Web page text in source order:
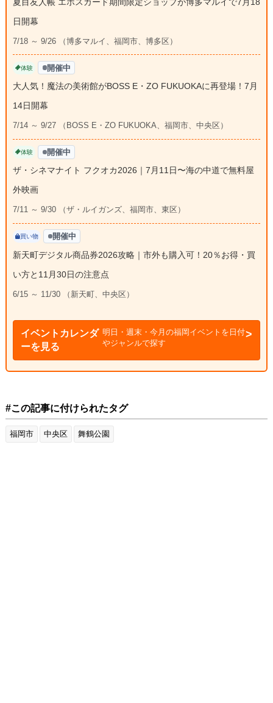
日開幕
7/18 ～ 9/26 （博多マルイ、福岡市、博多区）
体験 開催中
大人気！魔法の美術館がBOSS E・ZO FUKUOKAに再登場！7月
14日開幕
7/14 ～ 9/27 （BOSS E・ZO FUKUOKA、福岡市、中央区）
体験 開催中
ザ・シネマナイト フクオカ2026｜7月11日〜海の中道で無料屋
外映画
7/11 ～ 9/30 （ザ・ルイガンズ、福岡市、東区）
買い物 開催中
新天町デジタル商品券2026攻略｜市外も購入可！20％お得・買
い方と11月30日の注意点
6/15 ～ 11/30 （新天町、中央区）
イベントカレンダ
ーを見る
明日・週末・今月の福岡イベントを日付
やジャンルで探す
#この記事に付けられたタグ
福岡市 中央区 舞鶴公園